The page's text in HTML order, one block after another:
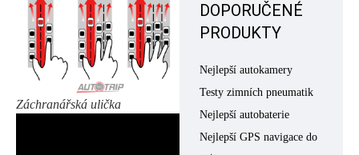
Záchranářská ulička
DOPORUČENÉ
PRODUKTY
Nejlepší autokamery
Testy zimních pneumatik
Nejlepší autobaterie
Nejlepší GPS navigace do